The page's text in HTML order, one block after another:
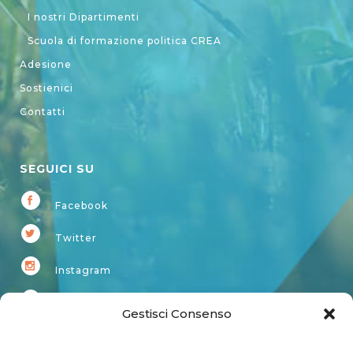
Gestisci Consenso
I nostri Dipartimenti
Scuola di formazione politica CREA
Adesione
Sostienici
Contatti
SEGUICI SU
Facebook
Twitter
Instagram